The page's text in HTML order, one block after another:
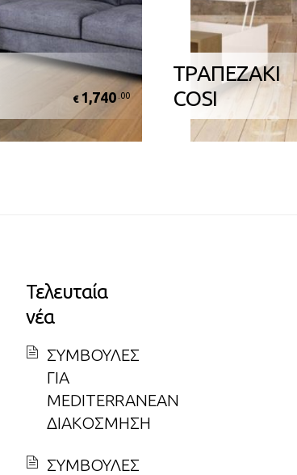
€ 1,740 .00
ΤΡΑΠΕΖΑΚΙ
COSI
Τελευταία
νέα
ΣΥΜΒΟΥΛΕΣ
ΓΙΑ
MEDITERRANEAN
ΔΙΑΚΟΣΜΗΣΗ
ΣΥΜΒΟΥΛΕΣ